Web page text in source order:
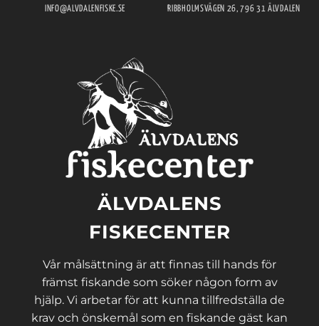
INFO@ALVDALENFISKE.SE RIBBHOLMSVÄGEN 26, 796 31 ÄLVDALEN
ÄLVDALENS
FISKECENTER
Vår målsättning är att finnas till hands för
främst fiskande som söker någon form av
hjälp. Vi arbetar för att kunna tillfredställa de
krav och önskemål som en fiskande gäst kan